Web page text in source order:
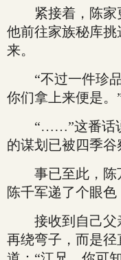
紧接着，陈家
他前往家族秘库
来。
“不过一件珍品
你们拿上来便是。
“……”这番话说
的谋划已被四季谷
事已至此，陈
陈千军递了个眼色
接收到自己父
再绕弯子，而是